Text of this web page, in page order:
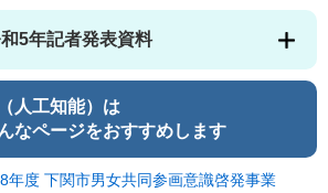
5年記者発表資料
人工知能）は
なページをおすすめします
年度 下関市男女共同参画意識啓発事業